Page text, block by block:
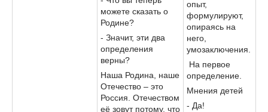
можете сказать о
Родине?
- Значит, эти два
определения
верны?
Наша Родина, наше
Отечество – это
Россия. Отечеством
её зовут потому, что
опыт,
формулируют,
опираясь на
него,
умозаключения.
На первое
определение.
Мнения детей
- Да!